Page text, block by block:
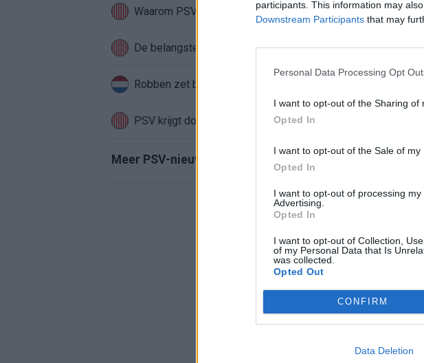
participants. This information may
Downstream Participants that may
Personal Data Processing Opt
I want to opt-out of the Sharing of
Opted In
I want to opt-out of the Sale of my
Opted In
I want to opt-out of processing
Advertising.
Opted In
I want to opt-out of Collection,
of my Personal Data that Is
was collected.
Opted Out
CONFIRM
Data Deletion
Waarom PSV niet langer verkoopt wanneer de markt
De belangstelling voor Saibari zegt iets over de positie van
Robben zet bij FC Groningen stap richting serieuzer
PSV krijgt door Como pot 2-status, maar voordeel blijft
Meer PSV-nieuws